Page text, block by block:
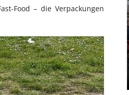
Food – die Verpackungen
des industriellen Chics sind die
des Industriezeitalters. Die Basis für
große Räume, schlicht gehalten
Elementen und großen
Wie so vieles wurde ...